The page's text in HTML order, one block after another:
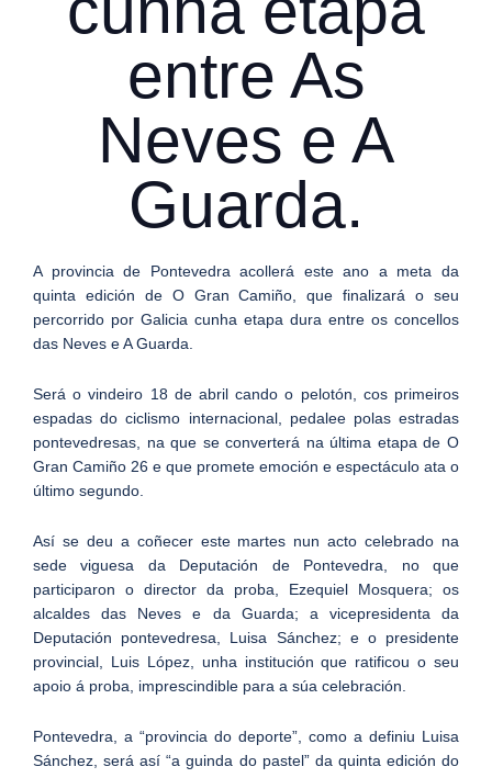
entre As
Neves e A
Guarda.
A provincia de Pontevedra acollerá este ano a meta da
quinta edición de O Gran Camiño, que finalizará o seu
percorrido por Galicia cunha etapa dura entre os concellos
das Neves e A Guarda.
Será o vindeiro 18 de abril cando o pelotón, cos primeiros
espadas do ciclismo internacional, pedalee polas estradas
pontevedresas, na que se converterá na última etapa de O
Gran Camiño 26 e que promete emoción e espectáculo ata o
último segundo.
Así se deu a coñecer este martes nun acto celebrado na
sede viguesa da Deputación de Pontevedra, no que
participaron o director da proba, Ezequiel Mosquera; os
alcaldes das Neves e da Guarda; a vicepresidenta da
Deputación pontevedresa, Luisa Sánchez; e o presidente
provincial, Luis López, unha institución que ratificou o seu
apoio á proba, imprescindible para a súa celebración.
Pontevedra, a “provincia do deporte”, como a definiu Luisa
Sánchez, será así “a guinda do pastel” da quinta edición do